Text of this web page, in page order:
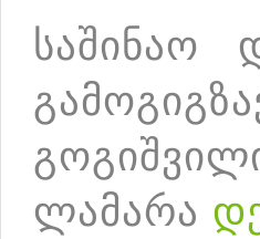
საშინაო
ლამარა